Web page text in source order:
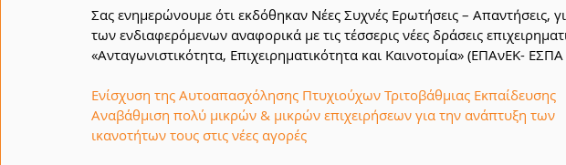
Σας ενημερώνουμε ότι εκδόθηκαν Νέες Συχνές Ερωτήσεις – Απαντήσεις,
των ενδιαφερόμενων αναφορικά με τις τέσσερις νέες δράσεις
«Ανταγωνιστικότητα, Επιχειρηματικότητα και Καινοτομία» (ΕΠΑνΕΚ-
Ενίσχυση της Αυτοαπασχόλησης Πτυχιούχων Τριτοβάθμιας Εκπαίδευσης
Αναβάθμιση πολύ μικρών & μικρών επιχειρήσεων για την ανάπτυξη των
ικανοτήτων τους στις νέες αγορές